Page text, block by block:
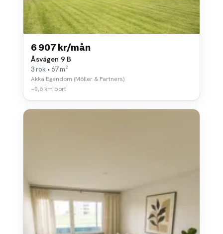
6 907 kr/mån
Åsvägen 9 B
3 rok • 67 m²
Akka Egendom (Möller & Partners)
~0,6 km bort